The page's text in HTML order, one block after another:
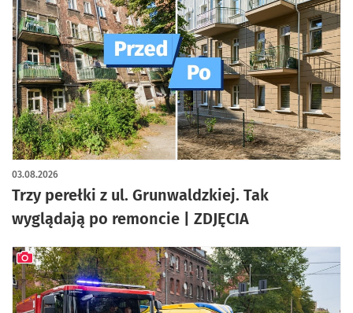
Trzy perełki z ul. Grunwaldzkiej. Tak
wyglądają po remoncie | ZDJĘCIA
03.08.2026
artykuł z galerią zdjęć